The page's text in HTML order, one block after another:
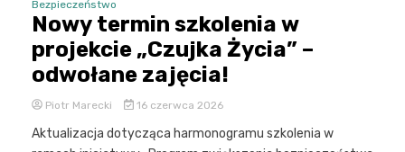
Bezpieczeństwo
Nowy termin szkolenia w
projekcie „Czujka Życia” –
odwołane zajęcia!
Piotr Marecki 16 czerwca 2026
Aktualizacja dotycząca harmonogramu szkolenia w